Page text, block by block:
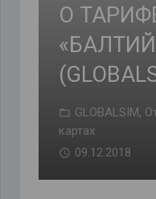
О
GLOBALSIM,
картах
09.12.2018